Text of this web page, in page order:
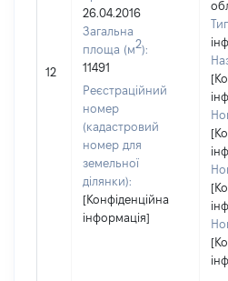
12
26.04.2016
Загальна
площа (м2):
11491
Реєстраційний
номер
(кадастровий
номер для
земельної
ділянки):
[Конфіденційна
інформація]